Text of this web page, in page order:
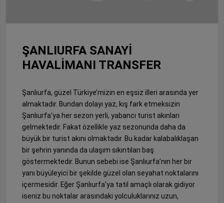
ŞANLIURFA SANAYİ
HAVALİMANI TRANSFER
Şanlıurfa, güzel Türkiye’mizin en eşsiz illeri arasında yer
almaktadır. Bundan dolayı yaz, kış fark etmeksizin
Şanlıurfa’ya her sezon yerli, yabancı turist akınları
gelmektedir. Fakat özellikle yaz sezonunda daha da
büyük bir turist akını olmaktadır. Bu kadar kalabalıklaşan
bir şehrin yanında da ulaşım sıkıntıları baş
göstermektedir. Bunun sebebi ise Şanlıurfa’nın her bir
yanı büyüleyici bir şekilde güzel olan seyahat noktalarını
içermesidir. Eğer Şanlıurfa’ya tatil amaçlı olarak gidiyor
iseniz bu noktalar arasındaki yolculuklarınız uzun,